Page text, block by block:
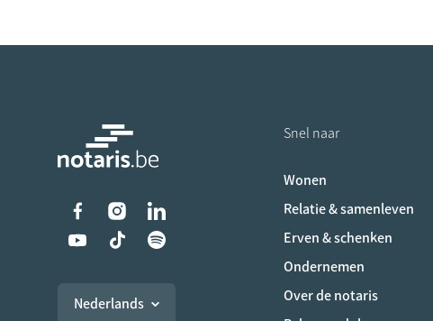
Liens vers les réseaux
Nederlands
Snel naar
Wonen
Relatie & samenleven
Erven & schenken
Ondernemen
Over de notaris